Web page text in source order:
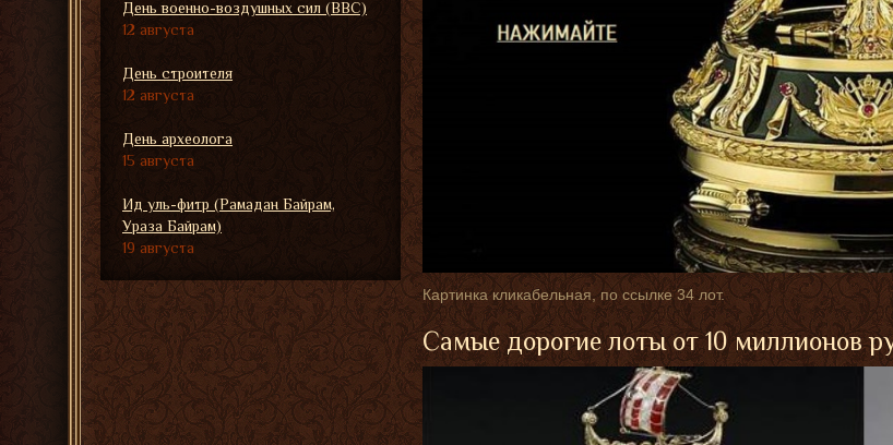
Картинка кликабельная, по ссылке 34 лот.
Самые дорогие лоты от 10 миллионов
День военно-воздушных сил (ВВС)
12 августа
День строителя
12 августа
День археолога
15 августа
Ид уль-фитр (Рамадан Байрам,
Ураза Байрам)
19 августа